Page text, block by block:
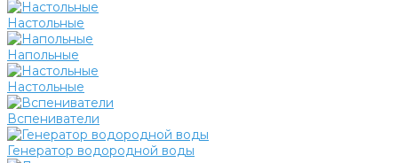
Настольные
Напольные
Настольные
Вспениватели
Генератор водородной воды